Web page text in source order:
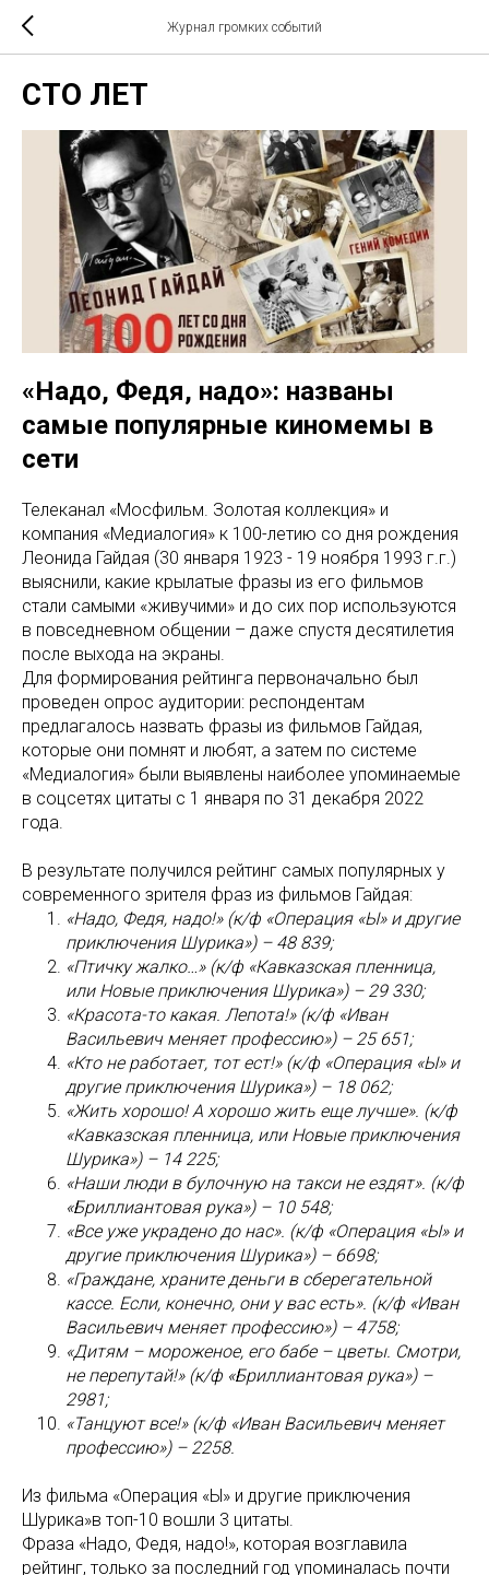
Журнал громких событий
СТО ЛЕТ
«Надо, Федя, надо»: названы
самые популярные киномемы в
сети
Телеканал «Мосфильм. Золотая коллекция» и
компания «Медиалогия» к 100-летию со дня рождения
Леонида Гайдая (30 января 1923 - 19 ноября 1993 г.г.)
выяснили, какие крылатые фразы из его фильмов
стали самыми «живучими» и до сих пор используются
в повседневном общении – даже спустя десятилетия
после выхода на экраны.
Для формирования рейтинга первоначально был
проведен опрос аудитории: респондентам
предлагалось назвать фразы из фильмов Гайдая,
которые они помнят и любят, а затем по системе
«Медиалогия» были выявлены наиболее упоминаемые
в соцсетях цитаты c 1 января по 31 декабря 2022
года.
В результате получился рейтинг самых популярных у
современного зрителя фраз из фильмов Гайдая:
«Надо, Федя, надо!» (к/ф «Операция «Ы» и другие
приключения Шурика») – 48 839;
«Птичку жалко…» (к/ф «Кавказская пленница,
или Новые приключения Шурика») – 29 330;
«Красота-то какая. Лепота!» (к/ф «Иван
Васильевич меняет профессию») – 25 651;
«Кто не работает, тот ест!» (к/ф «Операция «Ы» и
другие приключения Шурика») – 18 062;
«Жить хорошо! А хорошо жить еще лучше». (к/ф
«Кавказская пленница, или Новые приключения
Шурика») – 14 225;
«Наши люди в булочную на такси не ездят». (к/ф
«Бриллиантовая рука») – 10 548;
«Все уже украдено до нас». (к/ф «Операция «Ы» и
другие приключения Шурика») – 6698;
«Граждане, храните деньги в сберегательной
кассе. Если, конечно, они у вас есть». (к/ф «Иван
Васильевич меняет профессию») – 4758;
«Дитям – мороженое, его бабе – цветы. Смотри,
не перепутай!» (к/ф «Бриллиантовая рука») –
2981;
«Танцуют все!» (к/ф «Иван Васильевич меняет
профессию») – 2258.
Из фильма «Операция «Ы» и другие приключения
Шурика»в топ-10 вошли 3 цитаты.
Фраза «Надо, Федя, надо!», которая возглавила
рейтинг, только за последний год упоминалась почти